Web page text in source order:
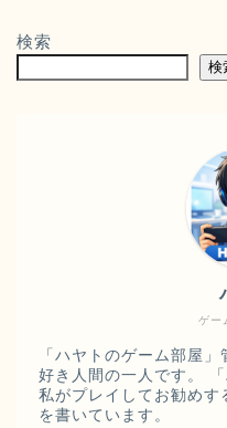
検索
検
ゲー
「ハヤトのゲーム部屋
好き人間の一人です。
私がプレイしてお勧めす
を書いています。